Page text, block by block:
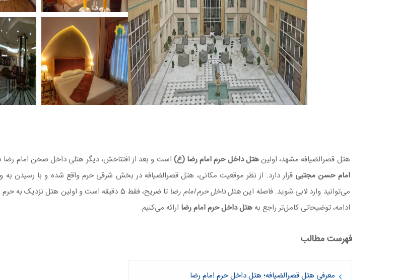
هتل قصرالضیافه مشهد، اولینهتل داخل حرم امام رضا (ع) است و بعد از افتتاحش، دیگر هتلی داخل صحن امام
امام حسن مجتبی قرار دارد. از نظر موقعیت مکانی، هتل قصرالضیافه در بخش شرقی حرم واقع شده و با رسیدن
می‌توانید وارد لابی شوید. فاصله اینهتل داخل حرم امام رضا
تا ضریح، فقط 5 دقیقه است و اولین هتل
ادامه، توضیحاتی کامل‌تر راجع بههتل داخل حرم امام رضا ارائه می‌کنیم.
فهرست مطالب
معرفی هتل قصرالضیافه؛ هتل داخل حرم امام رضا